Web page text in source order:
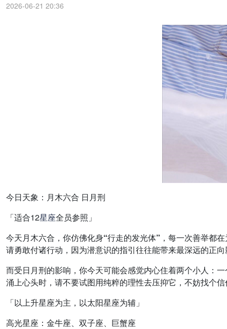
2026-06-21 20:36
今日天象：月木六合 日月刑
「适合12星座全员参照」
今天月木六合，你仿佛化身“行走的发光体”，每一次善举都
请勇敢付诸行动，因为潜意识的指引往往能带来最深远的正
而受日月刑的影响，你今天可能会感觉内心住着两个小人：
涌上心头时，请不要试图用纯粹的理性去压抑它，不妨找个
「以上升星座为主，以太阳星座为辅」
高光星座：金牛座、双子座、巨蟹座